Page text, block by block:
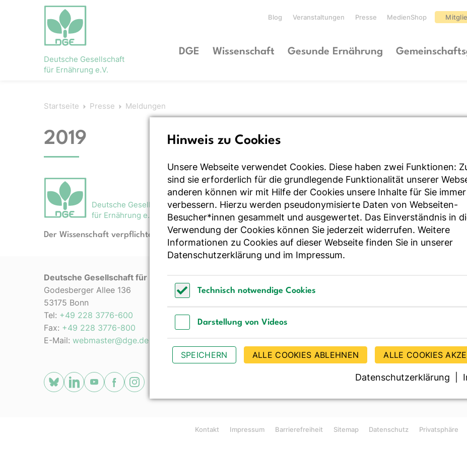
Deutsche Gesellschaft
für Ernährung e.V.
Blog Veranstaltungen Presse MedienShop
DGE Wissenschaft Gesunde Ernährung
Startseite Presse Meldungen
2019
Deutsche Gesellschaft
für Ernährung e.V.
Der Wissenschaft verpflichtet - Ihre Partnerin für Essen und Trinken
Deutsche Gesellschaft für Ernährung e. V.
Godesberger Allee 136
53175 Bonn
Tel: +49 228 3776-600
Fax: +49 228 3776-800
E-Mail: webmaster@dge.de
[socialLinksTitle]
Instagram
Kontakt Impressum Barrierefreiheit Sitemap Datenschutz Privatsphäre
Hinweis zu Cookies
Unsere Webseite verwendet Cookies. Diese haben zwei Funktionen:
sind sie erforderlich für die grundlegende Funktionalität unserer
anderen können wir mit Hilfe der Cookies unsere Inhalte für Sie
verbessern. Hierzu werden pseudonymisierte Daten von Webseiten-
Besucher*innen gesammelt und ausgewertet. Das Einverständnis in
Verwendung der Cookies können Sie jederzeit widerrufen. Weitere
Informationen zu Cookies auf dieser Webseite finden Sie in unserer
Datenschutzerklärung und im Impressum.
Technisch notwendige Cookies
Darstellung von Videos
SPEICHERN
ALLE COOKIES ABLEHNEN ALLE COOKIES
Datenschutzerklärung